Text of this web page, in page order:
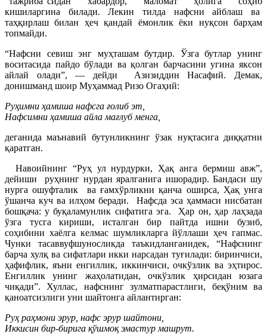
кишиларгина билади. Лекин тилда нафсни айблаш ва
таҳқирлаш билан ҳеч қандай ёмонлик ёки нуқсон барҳам
топмайди.
“Нафсни севиш энг муҳташам бутдир. Ўзга бутлар унинг
воситасида пайдо бўлади ва қолган барчасини угина яксон
айлай олади”, — дейди Азизиддин Насафий. Демак,
донишманд шоир Муҳаммад Ризо Огаҳий:
Руҳимни ҳамиша нафсга ғолиб эт,
Нафсимни ҳамиша айла мағлуб менга,
деганида маънавий бутунликнинг ўзак нуқтасига диққатни
қаратган.
Навоийнинг “Руҳ ул нурдурки, Ҳақ анга бермиш авж”,
дейиши руҳнинг нурдан яралганига ишорадир. Бандаси шу
нурга ошуфталик ва ғамхўрликни қанча оширса, Ҳақ унга
ўшанча куч ва илҳом беради. Нафсда эса ҳаммаси нисбатан
бошқача: у буқаламунлик сифатига эга. Ҳар он, ҳар лаҳзада
ўзга тусга кириши, исталган бир пайтда ишни бузиб,
соҳибини хаёлга келмас шумликларга йўллаши ҳеч гапмас.
Чунки тасаввуфшуносликда таъкидланганидек, “Нафснинг
барча хулқ ва сифатлари икки нарсадан туғилади: биринчиси,
ҳафифлик, яъни енгиллик, иккинчиси, очкўзлик ва эҳтирос.
Енгиллик унинг жаҳолатидан, очкўзлик ҳирсидан юзага
чиқади”. Хуллас, нафснинг зулматпарастлиги, беқўним ва
қаноатсизлиги уни шайтонга айлантирган:
Руҳ раҳмони эрур, нафс эрур шайтони,
Иккисин бир-бирига қўшмоқ эмастур машрут.